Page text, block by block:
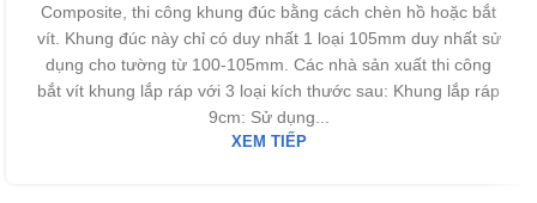
Composite, thi công khung đúc bằng cách chèn hồ hoặc bắt
vít. Khung đúc này chỉ có duy nhất 1 loại 105mm duy nhất sử
dụng cho tường từ 100-105mm. Các nhà sản xuất thi công
bắt vít khung lắp ráp với 3 loại kích thước sau: Khung lắp ráp
9cm: Sử dụng...
XEM TIẾP